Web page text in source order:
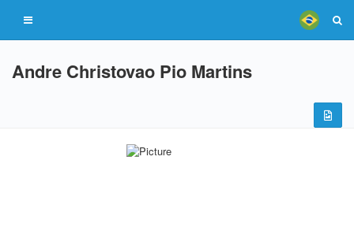
Andre Christovao Pio Martins